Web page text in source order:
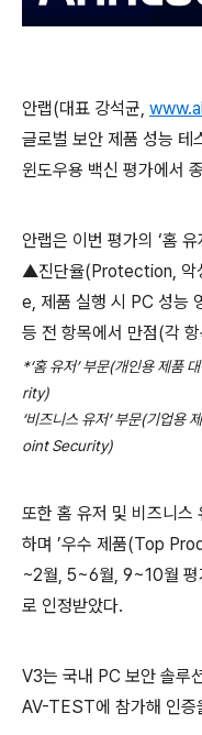
안랩(대표 강석균,
글로벌 보안 제품 성능 테
윈도우용 백신 평가에서
안랩은 이번 평가의 ‘홈 유
▲진단율(Protection, 악
e, 제품 실행 시 PC 성능
등 전 항목에서 만점(각
*‘홈 유저’ 부문(개인용 제품
rity)
‘비즈니스 유저’ 부문(기업용
oint Security)
또한 홈 유저 및 비즈니스
하며 ’우수 제품(Top
~2월, 5~6월, 9~10월
로 인정받았다.
V3는 국내 PC 보안 솔루
AV-TEST에 참가해 인